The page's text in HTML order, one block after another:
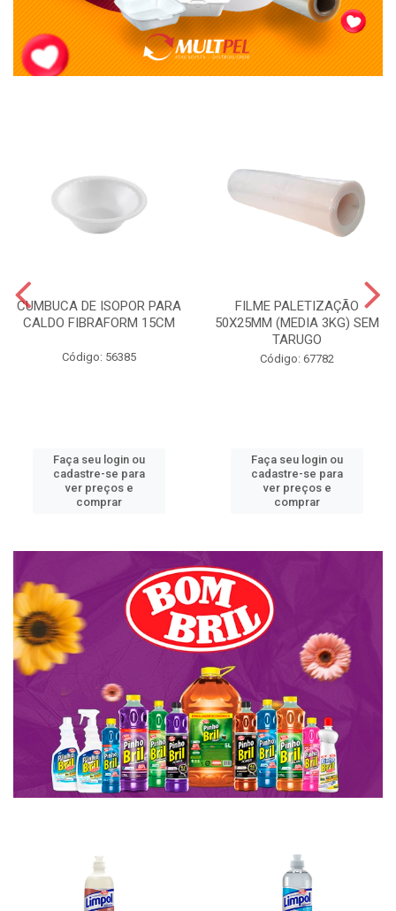
CUMBUCA DE ISOPOR PARA
CALDO FIBRAFORM 15CM
Código: 56385
Faça seu login ou
cadastre-se para
ver preços e
comprar
FILME PALETIZAÇÃO
50X25MM (MEDIA 3KG) SEM
TARUGO
Código: 67782
Faça seu login ou
cadastre-se para
ver preços e
comprar